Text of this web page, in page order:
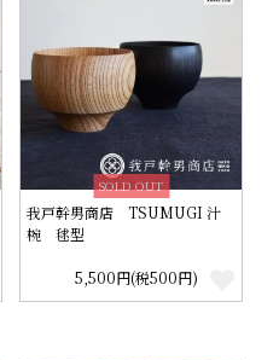
SOLD OUT
我戸幹男商店 TSUMUGI 汁
椀 毬型
5,500円(税500円)